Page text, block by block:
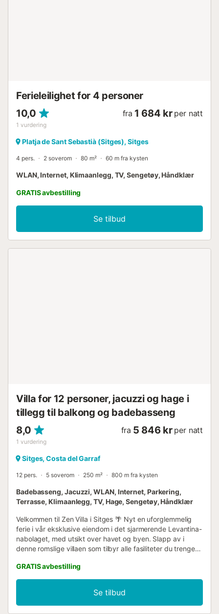
Ferieleilighet for 4 personer
10,0
1 vurdering
fra 1 684 kr per natt
Platja de Sant Sebastià (Sitges), Sitges
4 pers. 2 soverom 80 m² 60 m fra kysten
WLAN, Internet, Klimaanlegg, TV, Sengetøy, Håndklær
GRATIS avbestilling
Se tilbud
Villa for 12 personer, jacuzzi og hage i
tillegg til balkong og badebasseng
8,0
1 vurdering
fra 5 846 kr per natt
Sitges, Costa del Garraf
12 pers. 5 soverom 250 m² 800 m fra kysten
Badebasseng, Jacuzzi, WLAN, Internet, Parkering,
Terrasse, Klimaanlegg, TV, Hage, Sengetøy, Håndklær
Velkommen til Zen Villa i Sitges 🌴 Nyt en uforglemmelig
ferie i vår eksklusive eiendom i det sjarmerende Levantina-
nabolaget, med utsikt over havet og byen. Slapp av i
denne romslige villaen som tilbyr alle fasiliteter du trenger
Sitges med praktfull havutsikt, beliggende på toppen av
en høyde i Levantina-nabolaget. Herfra kan du se ut over
byen Sitges, og det er mindre enn 10 minutters kjøring til
sentrum, med alle dets attraksjoner og sandstrender. Det
er også mindre enn 30 minutters kjøring til Barcelona El
GRATIS avbestilling
Se tilbud